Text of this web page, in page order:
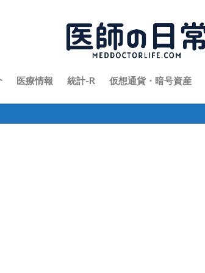
医療情報 統計-R 仮想通貨・暗号資産